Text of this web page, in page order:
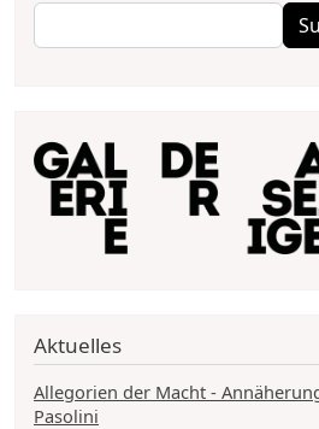
Suche
Aktuelles
Allegorien der Macht -
Pasolini